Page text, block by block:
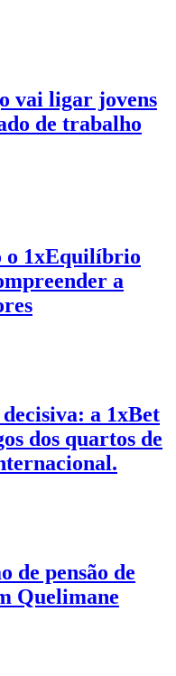
vai ligar jovens
de trabalho
o 1xEquilíbrio
a
a 1xBet
dos quartos de
de pensão de
Quelimane